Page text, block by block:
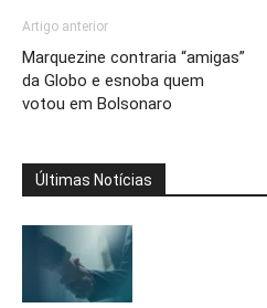
Artigo anterior
Marquezine contraria “amigas”
da Globo e esnoba quem
votou em Bolsonaro
Últimas Notícias